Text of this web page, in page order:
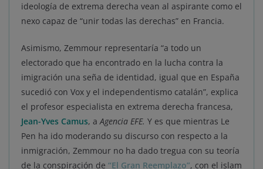
ideología de extrema derecha vean al aspirante como el
nexo capaz de “unir todas las derechas” en Francia.
Asimismo, Zemmour representaría “a todo un
electorado que ha encontrado en la lucha contra la
imigración una seña de identidad, igual que en España
sucedió con Vox y el independentismo catalán”, explica
el profesor especialista en extrema derecha francesa,
Jean-Yves Camus, aAgencia EFE. Y es que mientras Le
Pen ha ido moderando su discurso con respecto a la
inmigración, Zemmour no ha dado tregua con su teoría
de la conspiración de “El Gran Reemplazo”, con el islam